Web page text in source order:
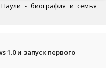
- биография и семья
1.0 и запуск первого